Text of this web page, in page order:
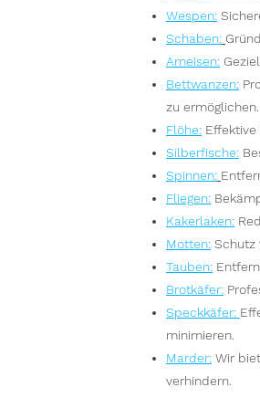
Wespen:
Schaben:
Ameisen:
Bettwanzen:
zu ermöglichen.
Flöhe: Effektive
Silberfische:
Spinnen:
Fliegen:
Kakerlaken:
Motten: Schutz
Tauben:
Brotkäfer:
Speckkäfer:
minimieren.
Marder: Wir
verhindern.